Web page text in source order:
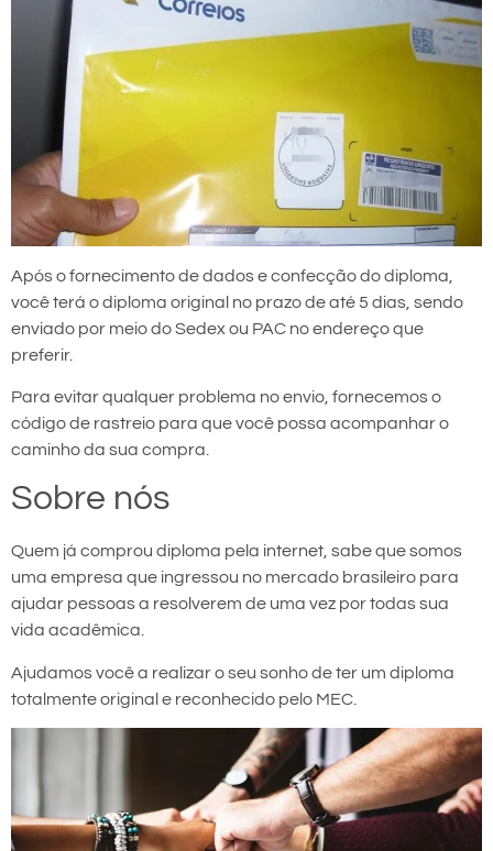
Após o fornecimento de dados e confecção do diploma,
você terá o diploma original no prazo de até 5 dias, sendo
enviado por meio do Sedex ou PAC no endereço que
preferir.
Para evitar qualquer problema no envio, fornecemos o
código de rastreio para que você possa acompanhar o
caminho da sua compra.
Sobre nós
Quem já comprou diploma pela internet, sabe que somos
uma empresa que ingressou no mercado brasileiro para
ajudar pessoas a resolverem de uma vez por todas sua
vida acadêmica.
Ajudamos você a realizar o seu sonho de ter um diploma
totalmente original e reconhecido pelo MEC.